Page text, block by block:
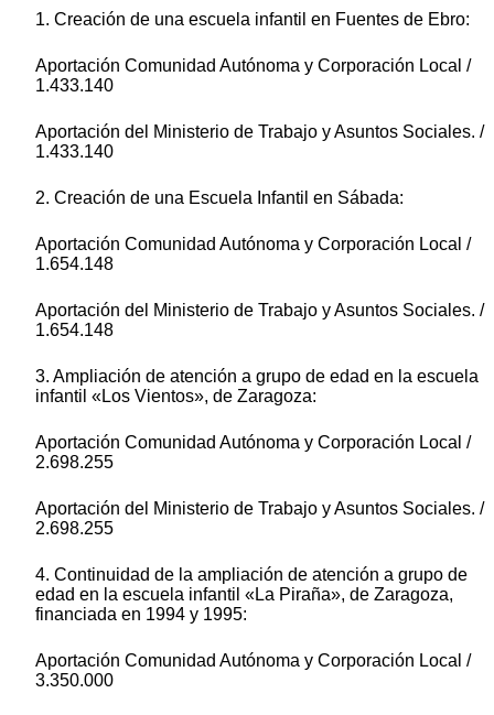
1. Creación de una escuela infantil en Fuentes de Ebro:
Aportación Comunidad Autónoma y Corporación Local /
1.433.140
Aportación del Ministerio de Trabajo y Asuntos Sociales. /
1.433.140
2. Creación de una Escuela Infantil en Sábada:
Aportación Comunidad Autónoma y Corporación Local /
1.654.148
Aportación del Ministerio de Trabajo y Asuntos Sociales. /
1.654.148
3. Ampliación de atención a grupo de edad en la escuela
infantil «Los Vientos», de Zaragoza:
Aportación Comunidad Autónoma y Corporación Local /
2.698.255
Aportación del Ministerio de Trabajo y Asuntos Sociales. /
2.698.255
4. Continuidad de la ampliación de atención a grupo de
edad en la escuela infantil «La Piraña», de Zaragoza,
financiada en 1994 y 1995:
Aportación Comunidad Autónoma y Corporación Local /
3.350.000